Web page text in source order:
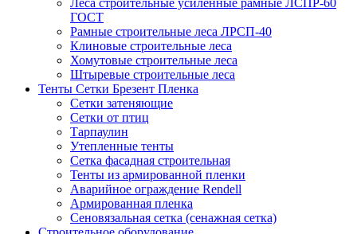
Леса строительные усиленные рамные ЛСПР-60
ГОСТ
Рамные строительные леса ЛРСП-40
Клиновые строительные леса
Хомутовые строительные леса
Штыревые строительные леса
Тенты Сетки Брезент Пленка
Сетки затеняющие
Сетки от птиц
Тарпаулин
Утепленные тенты
Сетка фасадная строительная
Тенты из армированной пленки
Аварийное ограждение Rendell
Армированная пленка
Сеновязальная сетка (сенажная сетка)